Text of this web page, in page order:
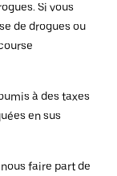
Si vous
de drogues ou
à des taxes
en sus
faire part de